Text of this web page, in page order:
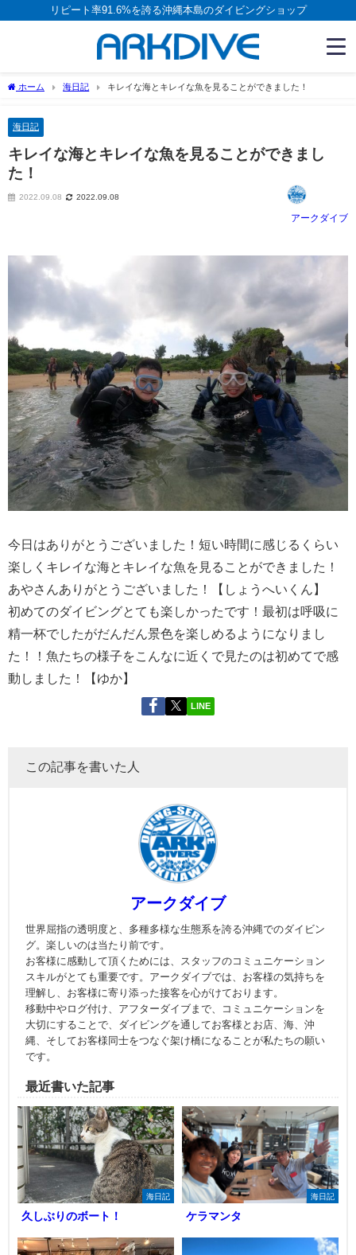
リピート率91.6%を誇る沖縄本島のダイビングショップ
ホーム 海日記 キレイな海とキレイな魚を見ることができました！
海日記
キレイな海とキレイな魚を見ることができまし
た！
2022.09.08 2022.09.08
アークダイブ
今日はありがとうございました！短い時間に感じるくらい
楽しくキレイな海とキレイな魚を見ることができました！
あやさんありがとうございました！【しょうへいくん】
初めてのダイビングとても楽しかったです！最初は呼吸に
精一杯でしたがだんだん景色を楽しめるようになりまし
た！！魚たちの様子をこんなに近くで見たのは初めてで感
動しました！【ゆか】
LINE
この記事を書いた人
アークダイブ
世界屈指の透明度と、多種多様な生態系を誇る沖縄でのダイビン
グ。楽しいのは当たり前です。
お客様に感動して頂くためには、スタッフのコミュニケーション
スキルがとても重要です。アークダイブでは、お客様の気持ちを
理解し、お客様に寄り添った接客を心がけております。
移動中やログ付け、アフターダイブまで、コミュニケーションを
大切にすることで、ダイビングを通してお客様とお店、海、沖
縄、そしてお客様同士をつなぐ架け橋になることが私たちの願い
です。
最近書いた記事
海日記
久しぶりのボート！
海日記
ケラマンタ